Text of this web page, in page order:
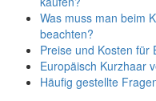
Was muss man beim
beachten?
Preise und Kosten für
Europäisch Kurzhaar
Häufig gestellte